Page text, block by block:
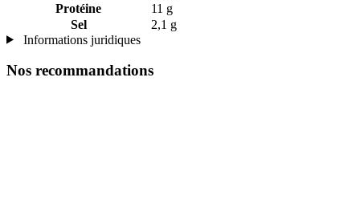
Protéine
11 g
Sel
2,1 g
Informations juridiques
Nos recommandations